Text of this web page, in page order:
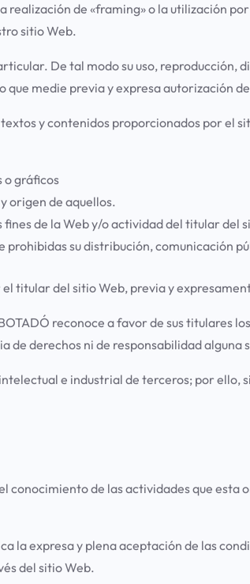
de «framing» o la utilización
sitio Web.
De tal modo su uso,
medie previa y expresa autorización
y contenidos proporcionados por el
o gráficos
origen de aquellos.
de la Web y/o actividad del titular del
prohibidas su distribución, comunicación
titular del sitio Web, previa y
reconoce a favor de sus
de derechos ni de responsabilidad
e industrial de terceros; por
de las actividades que esta
la expresa y plena aceptación de las
del sitio Web.